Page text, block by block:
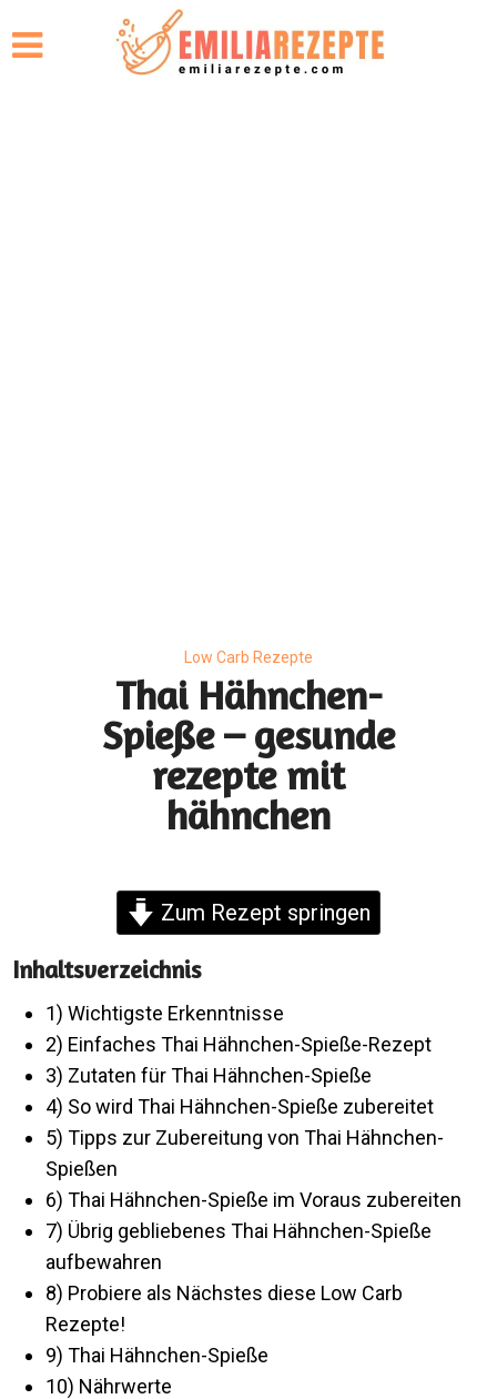
Low Carb Rezepte
Thai Hähnchen-
Spieße – gesunde
rezepte mit
hähnchen
Zum Rezept springen
Inhaltsverzeichnis
1) Wichtigste Erkenntnisse
2) Einfaches Thai Hähnchen-Spieße-Rezept
3) Zutaten für Thai Hähnchen-Spieße
4) So wird Thai Hähnchen-Spieße zubereitet
5) Tipps zur Zubereitung von Thai Hähnchen-
Spießen
6) Thai Hähnchen-Spieße im Voraus zubereiten
7) Übrig gebliebenes Thai Hähnchen-Spieße
aufbewahren
8) Probiere als Nächstes diese Low Carb
Rezepte!
9) Thai Hähnchen-Spieße
10) Nährwerte